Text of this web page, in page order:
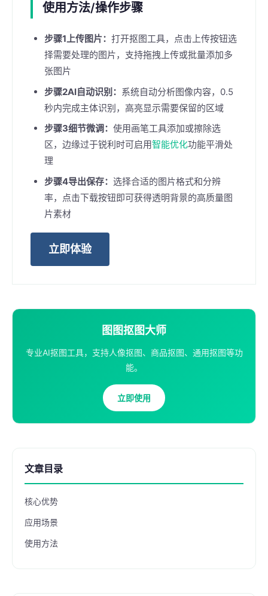
使用方法/操作步骤
步骤1上传图片： 打开抠图工具，点击上传按钮选
择需要处理的图片，支持拖拽上传或批量添加多
张图片
步骤2AI自动识别： 系统自动分析图像内容，0.5
秒内完成主体识别，高亮显示需要保留的区域
步骤3细节微调： 使用画笔工具添加或擦除选
区，边缘过于锐利时可启用智能优化功能平滑处
理
步骤4导出保存： 选择合适的图片格式和分辨
率，点击下载按钮即可获得透明背景的高质量图
片素材
立即体验
图图抠图大师
专业AI抠图工具，支持人像抠图、商品抠图、通用抠图等功
能。
立即使用
文章目录
核心优势
应用场景
使用方法